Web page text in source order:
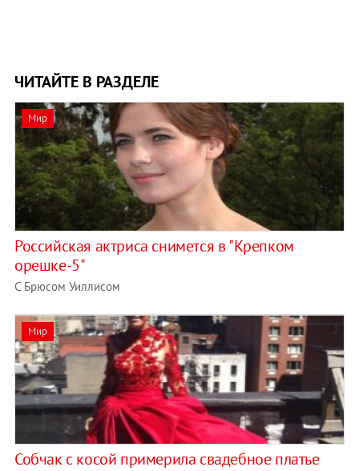
ЧИТАЙТЕ В РАЗДЕЛЕ
Мир
Российская актриса снимется в "Крепком
орешке-5"
С Брюсом Уиллисом
Мир
Собчак с косой примерила свадебное платье